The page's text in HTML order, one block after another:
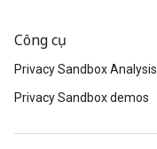
Công cụ
Privacy Sandbox Analysis
Privacy Sandbox demos